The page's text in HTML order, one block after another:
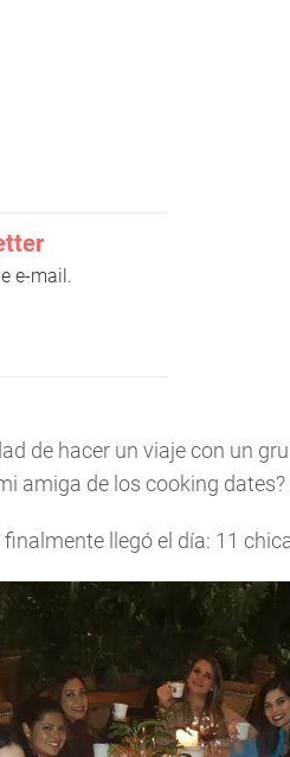
e-mail.
de hacer un viaje con un
amiga de los cooking dates?
llegó el día: 11